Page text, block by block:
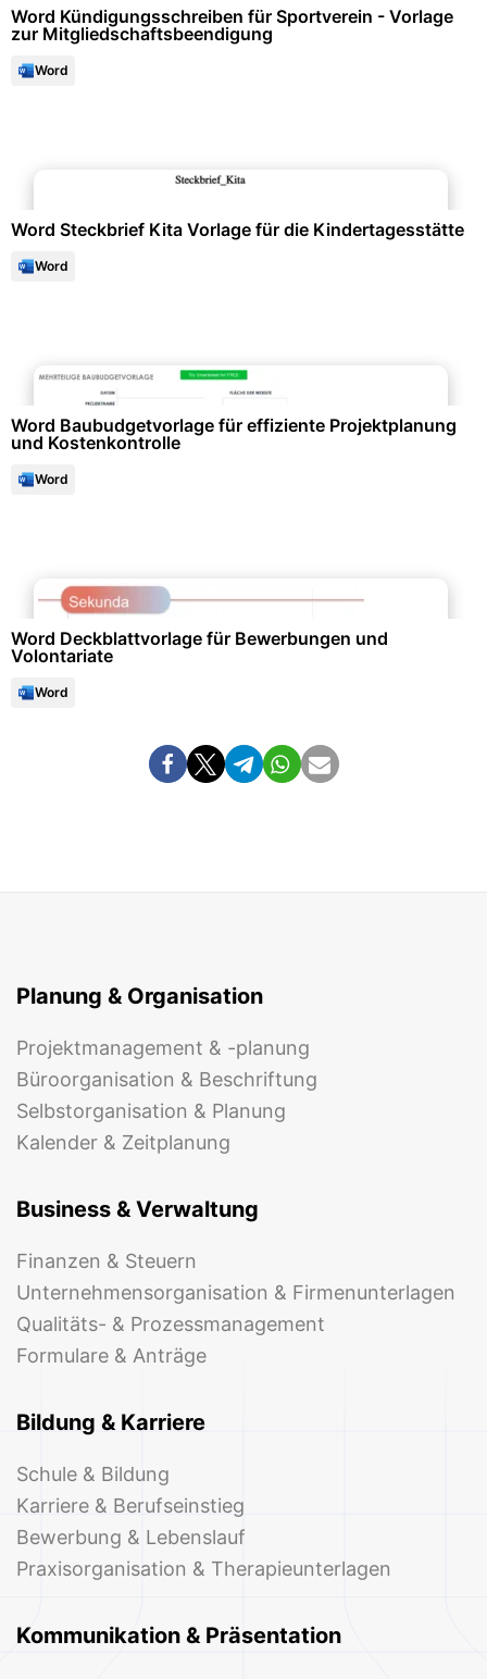
Word Kündigungsschreiben für Sportverein - Vorlage
zur Mitgliedschaftsbeendigung
Word
Word Steckbrief Kita Vorlage für die Kindertagesstätte
Word
Word Baubudgetvorlage für effiziente Projektplanung
und Kostenkontrolle
Word
Word Deckblattvorlage für Bewerbungen und
Volontariate
Word
Planung & Organisation
Projektmanagement & -planung
Büroorganisation & Beschriftung
Selbstorganisation & Planung
Kalender & Zeitplanung
Business & Verwaltung
Finanzen & Steuern
Unternehmensorganisation & Firmenunterlagen
Qualitäts- & Prozessmanagement
Formulare & Anträge
Bildung & Karriere
Schule & Bildung
Karriere & Berufseinstieg
Bewerbung & Lebenslauf
Praxisorganisation & Therapieunterlagen
Kommunikation & Präsentation